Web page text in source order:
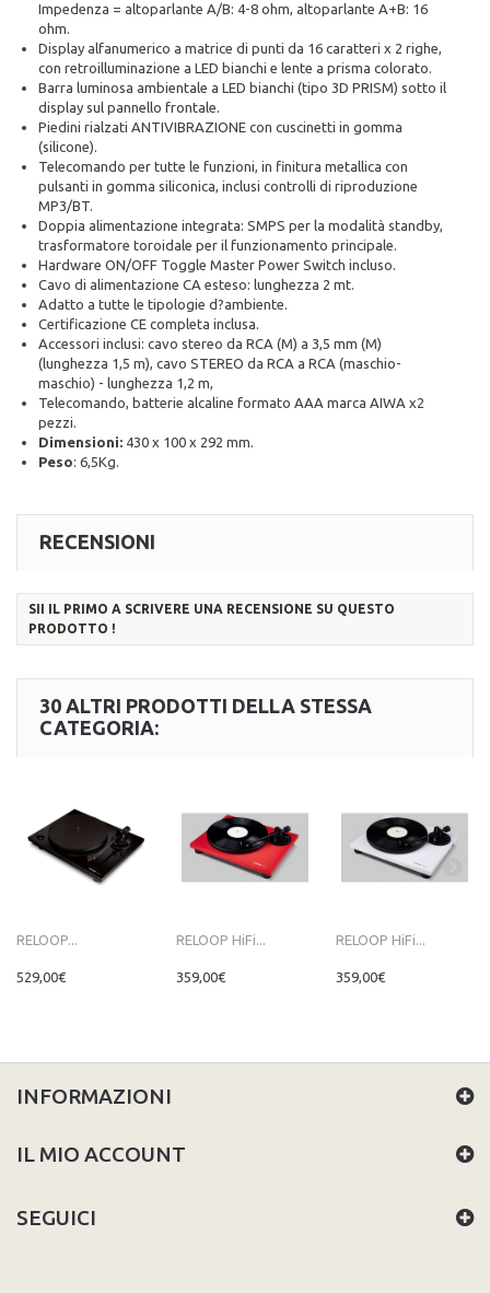
Impedenza = altoparlante A/B: 4-8 ohm, altoparlante A+B: 16
ohm.
Display alfanumerico a matrice di punti da 16 caratteri x 2 righe,
con retroilluminazione a LED bianchi e lente a prisma colorato.
Barra luminosa ambientale a LED bianchi (tipo 3D PRISM) sotto il
display sul pannello frontale.
Piedini rialzati ANTIVIBRAZIONE con cuscinetti in gomma
(silicone).
Telecomando per tutte le funzioni, in finitura metallica con
pulsanti in gomma siliconica, inclusi controlli di riproduzione
MP3/BT.
Doppia alimentazione integrata: SMPS per la modalità standby,
trasformatore toroidale per il funzionamento principale.
Hardware ON/OFF Toggle Master Power Switch incluso.
Cavo di alimentazione CA esteso: lunghezza 2 mt.
Adatto a tutte le tipologie d?ambiente.
Certificazione CE completa inclusa.
Accessori inclusi: cavo stereo da RCA (M) a 3,5 mm (M)
(lunghezza 1,5 m), cavo STEREO da RCA a RCA (maschio-
maschio) - lunghezza 1,2 m,
Telecomando, batterie alcaline formato AAA marca AIWA x2
pezzi.
Dimensioni: 430 x 100 x 292 mm.
Peso: 6,5Kg.
RECENSIONI
SII IL PRIMO A SCRIVERE UNA RECENSIONE SU QUESTO
PRODOTTO !
30 ALTRI PRODOTTI DELLA STESSA
CATEGORIA:
RELOOP...
529,00€
RELOOP HiFi...
359,00€
RELOOP HiFi...
359,00€
INFORMAZIONI
IL MIO ACCOUNT
SEGUICI